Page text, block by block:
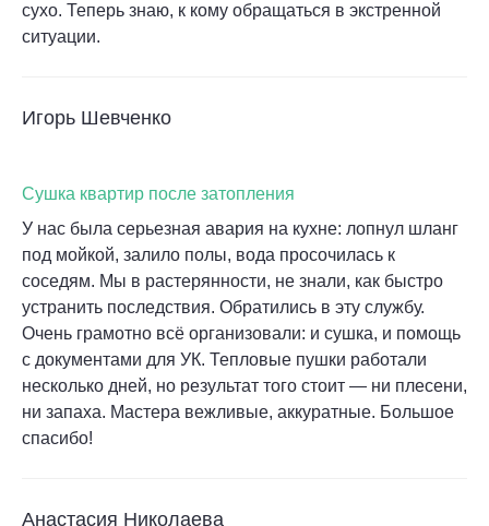
сухо. Теперь знаю, к кому обращаться в экстренной
ситуации.
Игорь Шевченко
Сушка квартир после затопления
У нас была серьезная авария на кухне: лопнул шланг
под мойкой, залило полы, вода просочилась к
соседям. Мы в растерянности, не знали, как быстро
устранить последствия. Обратились в эту службу.
Очень грамотно всё организовали: и сушка, и помощь
с документами для УК. Тепловые пушки работали
несколько дней, но результат того стоит — ни плесени,
ни запаха. Мастера вежливые, аккуратные. Большое
спасибо!
Анастасия Николаева